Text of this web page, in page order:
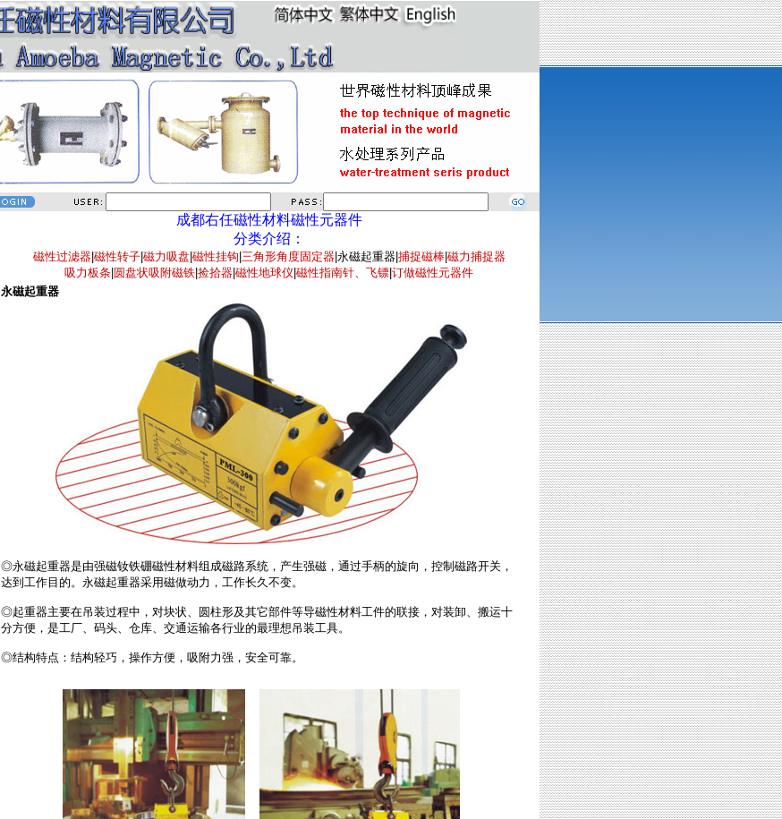
成都右任磁性材料磁性元器件
分类介绍：
磁性过滤器| 磁性转子| 磁力吸盘 磁性挂钩 三角形角度固定器|永磁起重器| 捕捉磁棒| 磁力捕捉器
吸力板条 圆盘状吸附磁铁 捡拾器 磁性地球仪 磁性指南针、飞镖 订做磁性元器件
永磁起重器
◎永磁起重器是由强磁钕铁硼磁性材料组成磁路系统，产生强磁，通过手柄的旋向，控制磁路开关，
达到工作目的。永磁起重器采用磁做动力，工作长久不变。
◎起重器主要在吊装过程中，对块状、圆柱形及其它部件等导磁性材料工件的联接，对装卸、搬运十
分方便，是工厂、码头、仓库、交通运输各行业的最理想吊装工具。
◎结构特点：结构轻巧，操作方便，吸附力强，安全可靠。